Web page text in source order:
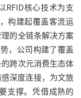
核心技术为支
构建起覆盖客流运
的全链条解决方案
，公司构建了覆盖
跨次元消费生态体
深度连接，为文旅
支撑。凭借成熟的